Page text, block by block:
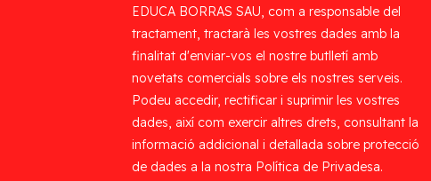
EDUCA BORRAS SAU, com a responsable del
tractament, tractarà les vostres dades amb la
finalitat d'enviar-vos el nostre butlletí amb
novetats comercials sobre els nostres serveis.
Podeu accedir, rectificar i suprimir les vostres
dades, així com exercir altres drets, consultant la
informació addicional i detallada sobre protecció
de dades a la nostra Política de Privadesa.